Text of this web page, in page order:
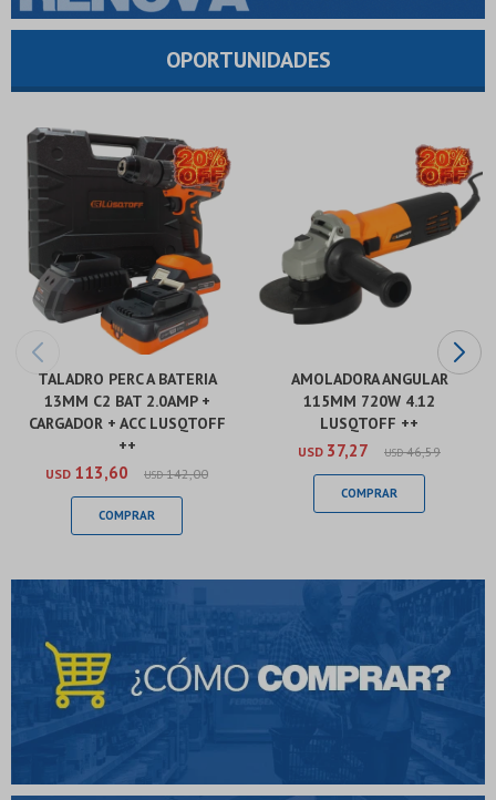
OPORTUNIDADES
TALADRO PERC A BATERIA
13MM C2 BAT 2.0AMP +
CARGADOR + ACC LUSQTOFF
++
USD 113,60 USD 142,00
AMOLADORA ANGULAR
115MM 720W 4.12
LUSQTOFF ++
USD 37,27 USD 46,59